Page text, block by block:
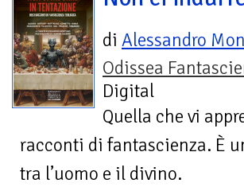
di Alessandro
Odissea
Digital
Quella che vi
racconti di fantascienza. È
tra l’uomo e il divino.